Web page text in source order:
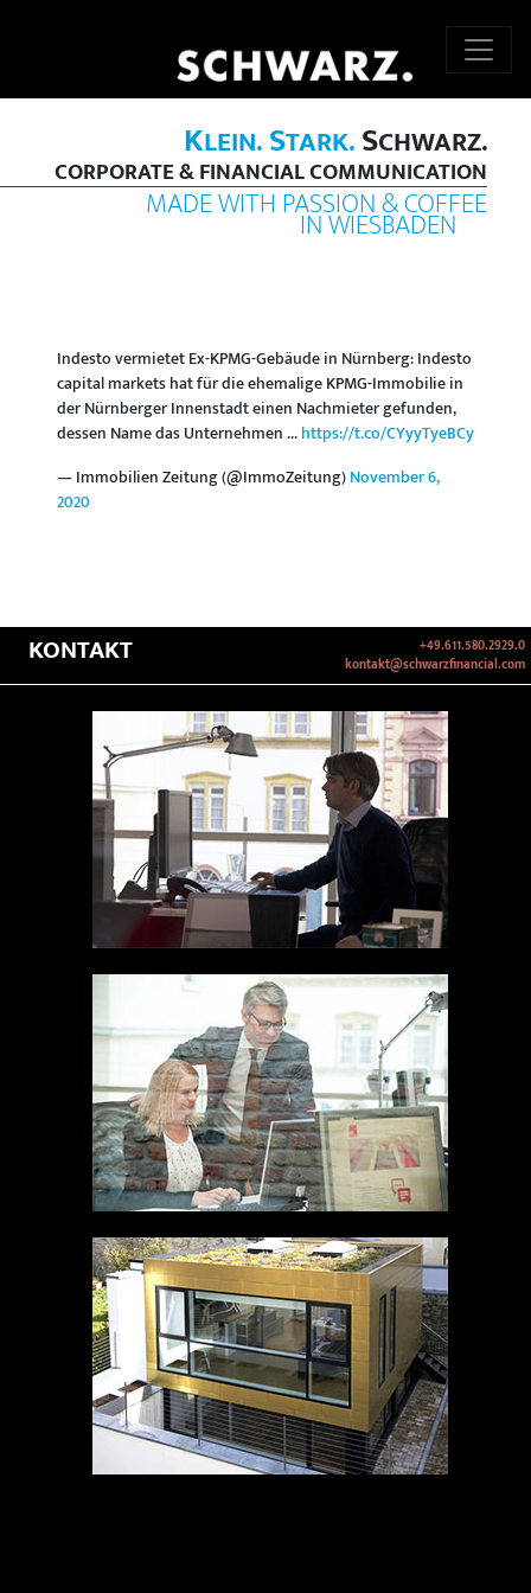
KLEIN.STARK.SCHWARZ.
CORPORATE & FINANCIAL COMMUNICATION
MADE WITH PASSION & COFFEE
IN WIESBADEN
Indesto vermietet Ex-KPMG-Gebäude in Nürnberg: Indesto
capital markets hat für die ehemalige KPMG-Immobilie in
der Nürnberger Innenstadt einen Nachmieter gefunden,
dessen Name das Unternehmen ...https://t.co/CYyyTyeBCy
— Immobilien Zeitung (@ImmoZeitung)November 6,
2020
KONTAKT
+49.611.580.2929.0
kontakt@schwarzfinancial.com